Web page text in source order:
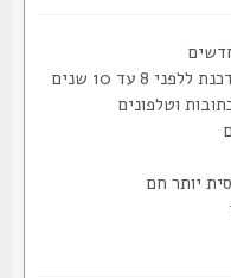
10 שנים
וטלפונים
חם